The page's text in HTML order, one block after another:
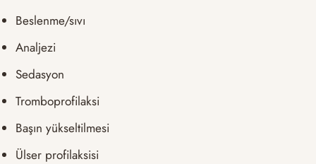
Beslenme/sıvı
Analjezi
Sedasyon
Tromboprofilaksi
Başın yükseltilmesi
Ülser profilaksisi